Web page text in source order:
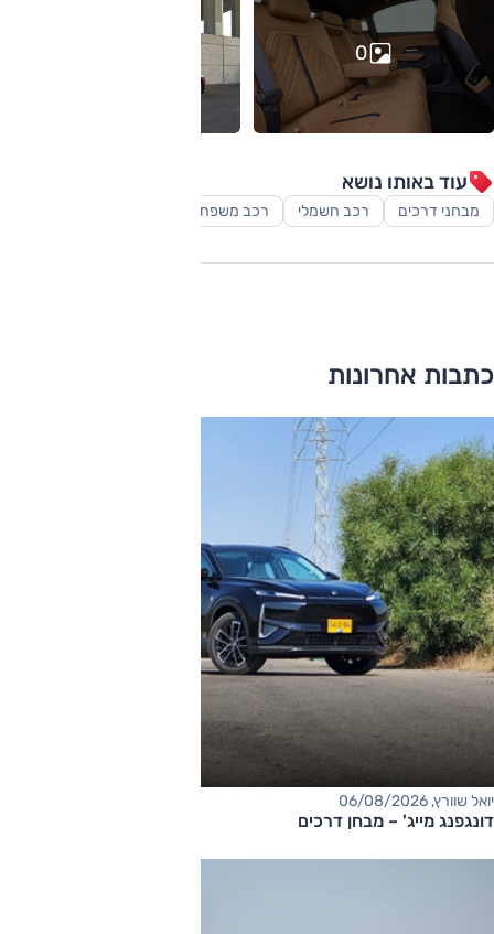
0
עוד באותו נושא
מבחני דרכים רכב חשמלי רכב משפחתי
כתבות אחרונות
יואל שוורץ, 06/08/2026
דונגפנג מייג' – מבחן דרכים